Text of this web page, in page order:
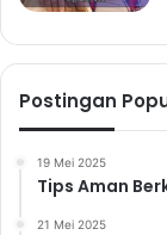
Postingan
19 Mei 2025
Tips Aman
21 Mei 2025